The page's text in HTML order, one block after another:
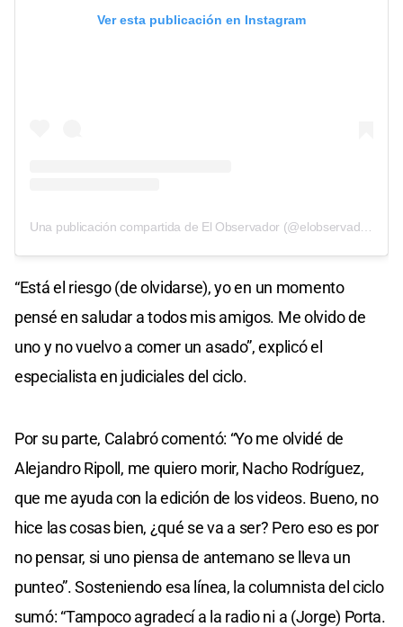
Ver esta publicación en Instagram
“Está el riesgo (de olvidarse), yo en un momento
pensé en saludar a todos mis amigos. Me olvido de
uno y no vuelvo a comer un asado”, explicó el
especialista en judiciales del ciclo.
Por su parte, Calabró comentó: “Yo me olvidé de
Alejandro Ripoll, me quiero morir, Nacho Rodríguez,
que me ayuda con la edición de los videos. Bueno, no
hice las cosas bien, ¿qué se va a ser? Pero eso es por
no pensar, si uno piensa de antemano se lleva un
punteo”. Sosteniendo esa línea, la columnista del ciclo
sumó: “Tampoco agradecí a la radio ni a (Jorge) Porta.